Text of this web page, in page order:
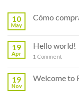
10
May
Cómo
19
Apr
Hello world!
1 Comment
19
Nov
Welcome to